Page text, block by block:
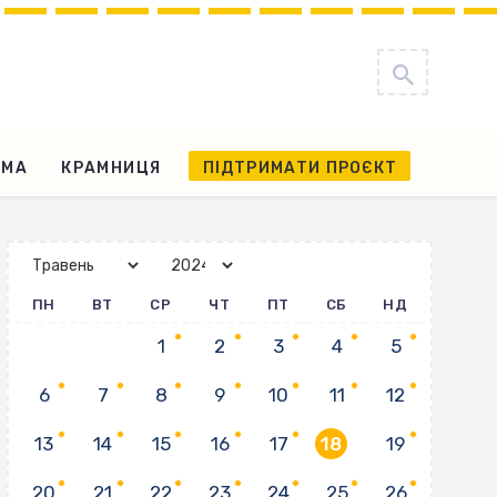
КРАМНИЦЯ ПІДТРИМАТИ ПРОЄКТ
ПН ВТ СР ЧТ ПТ СБ НД
1 2 3 4 5
6 7 8 9 10 11 12
13 14 15 16 17 18 19
20 21 22 23 24 25 26